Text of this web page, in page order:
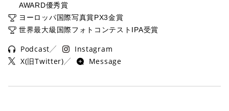
AWARD優秀賞
ヨーロッパ国際写真賞PX3金賞
世界最大級国際フォトコンテストIPA受賞
Podcast
Instagram
X(旧Twitter)
Message